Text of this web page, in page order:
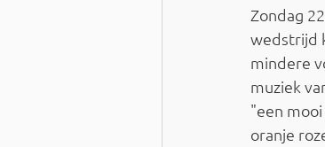
Zondag
wedstrijd
mindere
muziek
"een
oranje